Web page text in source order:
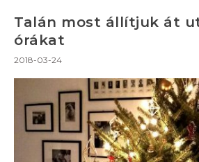
Talán most állítjuk át
órákat
2018-03-24